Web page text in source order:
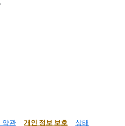
약관 개인 정보 보호 상태